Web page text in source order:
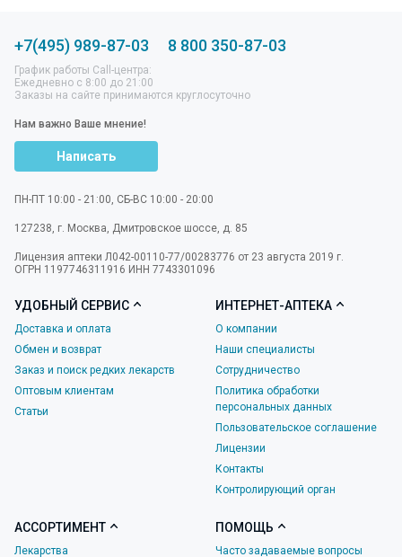
+7(495) 989-87-03 8 800 350-87-03
График работы Call-центра:
Ежедневно с 8:00 до 21:00
Заказы на сайте принимаются круглосуточно
Нам важно Ваше мнение!
Написать
ПН-ПТ 10:00 - 21:00, СБ-ВС 10:00 - 20:00
127238, г. Москва, Дмитровское шоссе, д. 85
Лицензия аптеки Л042-00110-77/00283776 от 23 августа 2019 г.
ОГРН 1197746311916 ИНН 7743301096
УДОБНЫЙ СЕРВИС
Доставка и оплата
Обмен и возврат
Заказ и поиск редких лекарств
Оптовым клиентам
Статьи
ИНТЕРНЕТ-АПТЕКА
О компании
Наши специалисты
Сотрудничество
Политика обработки
персональных данных
Пользовательское соглашение
Лицензии
Контакты
Контролирующий орган
АССОРТИМЕНТ
Лекарства
ПОМОЩЬ
Часто задаваемые вопросы